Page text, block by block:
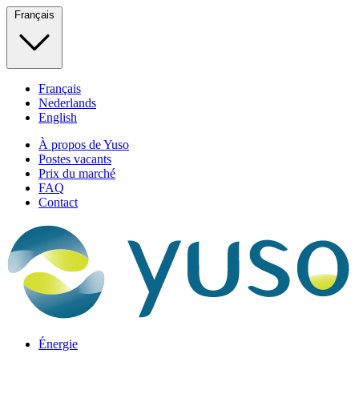
Français
Français
Nederlands
English
À propos de Yuso
Postes vacants
Prix du marché
FAQ
Contact
Énergie